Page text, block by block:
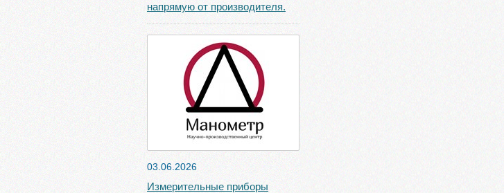
напрямую от производителя.
03.06.2026
Измерительные приборы